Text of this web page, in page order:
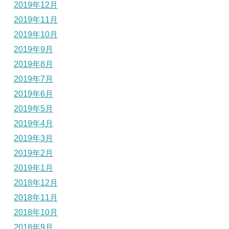
2019年12月
2019年11月
2019年10月
2019年9月
2019年8月
2019年7月
2019年6月
2019年5月
2019年4月
2019年3月
2019年2月
2019年1月
2018年12月
2018年11月
2018年10月
2018年9月